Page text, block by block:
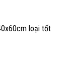
loại tốt